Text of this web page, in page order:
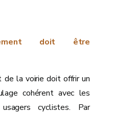
doit être
de la voirie doit offrir un
cohérent avec les
cyclistes. Par